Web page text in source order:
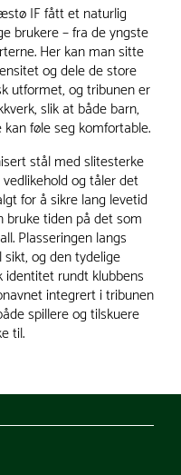
IF fått et naturlig
brukere – fra de yngste
Her kan man sitte
og dele de store
utformet, og tribunen er
slik at både barn,
føle seg komfortable.
stål med slitesterke
og tåler det
for å sikre lang levetid
bruke tiden på det som
Plasseringen langs
og den tydelige
identitet rundt klubbens
integrert i tribunen
spillere og tilskuere
til.